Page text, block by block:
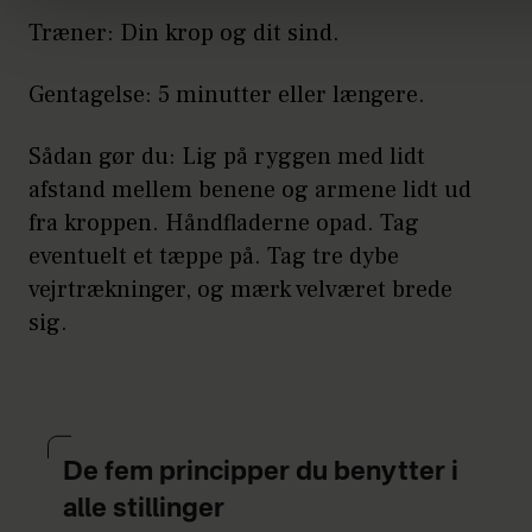
Træner: Din krop og dit sind.
Gentagelse: 5 minutter eller længere.
Sådan gør du: Lig på ryggen med lidt
afstand mellem benene og armene lidt ud
fra kroppen. Håndfladerne opad. Tag
eventuelt et tæppe på. Tag tre dybe
vejrtrækninger, og mærk velværet brede
sig.
De fem principper du benytter i
alle stillinger